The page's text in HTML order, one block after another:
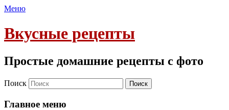
Меню
Вкусные рецепты
Простые домашние рецепты с фото
Поиск
Главное меню